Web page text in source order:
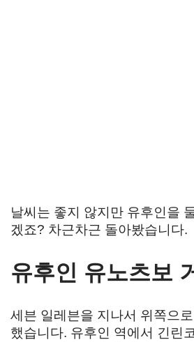
날씨는 좋지 않지만 유후인을
겠죠? 차근차근 돌아봤습니다.
유후인 유노츠보
세븐 일레븐을 지나서 위쪽으
했습니다. 유후인 역에서 긴린